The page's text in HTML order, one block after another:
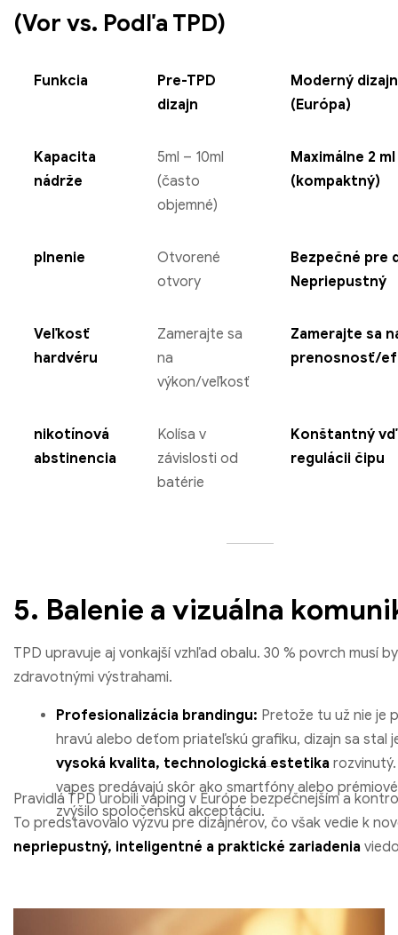
(Vor vs. Podľa TPD)
Funkcia
Pre-TPD
dizajn
Moderný
(Európa)
Kapacita
nádrže
5ml – 10ml
(často
objemné)
Maximálne 2 ml
(kompaktný)
plnenie
Otvorené
otvory
Bezpečné pre
Nepriepustný
Veľkosť
hardvéru
Zamerajte sa
na
výkon/veľkosť
Zamerajte sa
prenosnosť/
nikotínová
abstinencia
Kolísa v
závislosti od
batérie
Konštantný
regulácii čipu
5. Balenie a vizuálna
TPD upravuje aj vonkajší vzhľad obalu. 30 % povrch musí
zdravotnými výstrahami.
Profesionalizácia brandingu: Pretože tu už nie je
hravú alebo deťom priateľskú grafiku, dizajn sa stal
vysoká kvalita, technologická estetika
vapes predávajú skôr ako smartfóny alebo
zvýšilo spoločenskú akceptáciu.
Pravidlá TPD urobili vaping v Európe bezpečnejším a
To predstavovalo výzvu pre dizajnérov, čo však vedie k
nepriepustný, inteligentné a praktické zariadenia